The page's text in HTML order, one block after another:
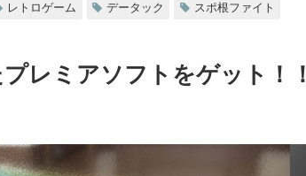
レトロゲーム データック スポ根ファイト
レミアソフトをゲット！！